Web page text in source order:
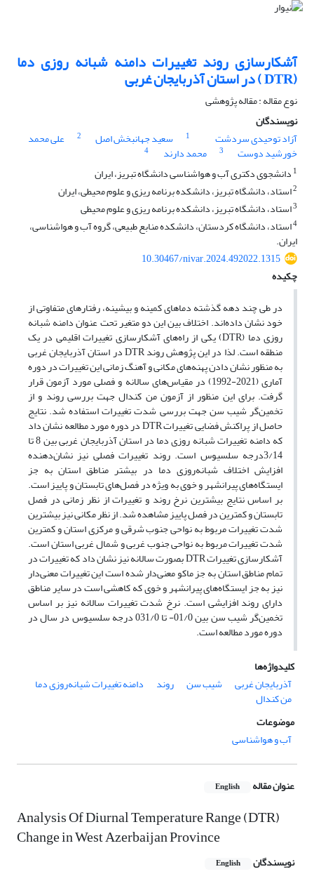
آشکارسازی روند تغییرات دامنه شبانه روزی دما
(DTR ) در استان آذربایجان غربی
نوع مقاله : مقاله پژوهشی
نویسندگان
آزاد توحیدی سردشت
1 سعید جهانبخش اصل 2 علی محمد
خورشید دوست 3 محمد دارند
4
1 دانشجوی دکتری آب و هواشناسی دانشگاه تبریز، ایران
2استاد، دانشگاه تبریز، دانشکده برنامه ریزی و علوم محیطی، ایران
3استاد، دانشگاه تبریز، دانشکده برنامه ریزی و علوم محیطی
4استاد، دانشگاه کردستان، دانشکده منابع طبیعی، گروه آب و هواشناسی،
ایران.
10.30467/nivar.2024.492022.1315
چکیده
در طی چند دهه گذشته دماهای کمینه و بیشینه، رفتارهای متفاوتی از
خود نشان داده‌اند. اختلاف بین این دو متغیر تحت عنوان دامنه شبانه
روزی دما (DTR) یکی از راه‌های آشکارسازی تغییرات اقلیمی در یک
منطقه است. لذا در این پژوهش روند DTR در استان آذربایجان غربی
به منظور نشان دادن پهنه‌های مکانی و آهنگ زمانی این تغییرات در دوره
آماری (2021-1992) در مقیاس‌های سالانه و فصلی مورد آزمون قرار
گرفت. برای این منظور از آزمون من کندال جهت بررسی روند و از
تخمین‌گر شیب سن جهت بررسی شدت تغییرات استفاده شد. نتایج
حاصل از پراکنش فضایی تغییرات DTR در دوره مورد مطالعه نشان داد
که دامنه تغییرات شبانه روزی دما در استان آذربایجان غربی بین 8 تا
3/14درجه سلسیوس است. روند تغییرات فصلی نیز نشان‌دهنده‌
افزایش اختلاف شبانه‌روزی دما در بیشتر مناطق استان به جز
ایستگاه‌های پیرانشهر و خوی به ویژه در فصل‌های تابستان و پاییز است.
بر اساس نتایج بیشترین نرخ روند و تغییرات از نظر زمانی در فصل
تابستان و کمترین در فصل پاییز مشاهده شد. از نظر مکانی نیز بیشترین
شدت تغییرات مربوط به نواحی جنوب شرقی و مرکزی استان و کمترین
شدت تغییرات مربوط به نواحی جنوب غربی و شمال غربی استان است.
آشکارسازی تغییرات DTR بصورت سالانه نیز نشان داد که تغییرات در
تمام مناطق استان به جز ماکو معنی‌دار شده است این تغییرات معنی‌دار
نیز به جز ایستگاه‌های پیرانشهر و خوی که کاهشی است در سایر مناطق
دارای روند افزایشی است. نرخ شدت تغییرات سالانه نیز بر اساس
تخمین‌گر شیب سن بین 01/0- تا 031/0 درجه سلسیوس در سال در
دوره مورد مطالعه است.
کلیدواژه‌ها
آذربایجان غربی
شیب سن روند دامنه تغییرات شیانه‌روزی دما
من کندال
موضوعات
آب و هواشناسی
عنوان مقاله English
Analysis Of Diurnal Temperature Range (DTR)
Change in West Azerbaijan Province
نویسندگان English